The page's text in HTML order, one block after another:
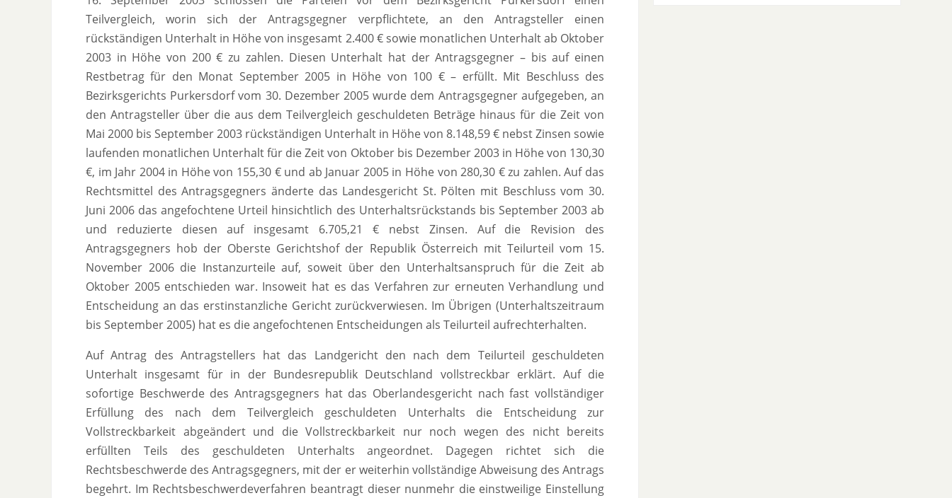
Teilvergleich, worin sich der Antragsgegner verpflichtete, an den Antragsteller einen
rückständigen Unterhalt in Höhe von insgesamt 2.400 € sowie monatlichen Unterhalt ab Oktober
2003 in Höhe von 200 € zu zahlen. Diesen Unterhalt hat der Antragsgegner – bis auf einen
Restbetrag für den Monat September 2005 in Höhe von 100 € – erfüllt. Mit Beschluss des
Bezirksgerichts Purkersdorf vom 30. Dezember 2005 wurde dem Antragsgegner aufgegeben, an
den Antragsteller über die aus dem Teilvergleich geschuldeten Beträge hinaus für die Zeit von
Mai 2000 bis September 2003 rückständigen Unterhalt in Höhe von 8.148,59 € nebst Zinsen sowie
laufenden monatlichen Unterhalt für die Zeit von Oktober bis Dezember 2003 in Höhe von 130,30
€, im Jahr 2004 in Höhe von 155,30 € und ab Januar 2005 in Höhe von 280,30 € zu zahlen. Auf das
Rechtsmittel des Antragsgegners änderte das Landesgericht St. Pölten mit Beschluss vom 30.
Juni 2006 das angefochtene Urteil hinsichtlich des Unterhaltsrückstands bis September 2003 ab
und reduzierte diesen auf insgesamt 6.705,21 € nebst Zinsen. Auf die Revision des
Antragsgegners hob der Oberste Gerichtshof der Republik Österreich mit Teilurteil vom 15.
November 2006 die Instanzurteile auf, soweit über den Unterhaltsanspruch für die Zeit ab
Oktober 2005 entschieden war. Insoweit hat es das Verfahren zur erneuten Verhandlung und
Entscheidung an das erstinstanzliche Gericht zurückverwiesen. Im Übrigen (Unterhaltszeitraum
bis September 2005) hat es die angefochtenen Entscheidungen als Teilurteil aufrechterhalten.
Auf Antrag des Antragstellers hat das Landgericht den nach dem Teilurteil geschuldeten
Unterhalt insgesamt für in der Bundesrepublik Deutschland vollstreckbar erklärt. Auf die
sofortige Beschwerde des Antragsgegners hat das Oberlandesgericht nach fast vollständiger
Erfüllung des nach dem Teilvergleich geschuldeten Unterhalts die Entscheidung zur
Vollstreckbarkeit abgeändert und die Vollstreckbarkeit nur noch wegen des nicht bereits
erfüllten Teils des geschuldeten Unterhalts angeordnet. Dagegen richtet sich die
Rechtsbeschwerde des Antragsgegners, mit der er weiterhin vollständige Abweisung des Antrags
begehrt. Im Rechtsbeschwerdeverfahren beantragt dieser nunmehr die einstweilige Einstellung